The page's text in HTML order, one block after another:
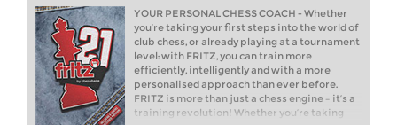
New Opening Trend
Liang - Van Foreest (C72)
9h
GCT Saint Louis Blitz 2026
Round 9 now live
New Opening Trend
Dominguez Perez -
10h
YOUR PERSONAL CHESS COACH - Whether
you’re taking your first steps into the world of
club chess, or already playing at a tournament
level: with FRITZ, you can train more
efficiently, intelligently and with a more
personalised approach than ever before.
FRITZ is more than just a chess engine – it’s a
training revolution! Whether you’re taking